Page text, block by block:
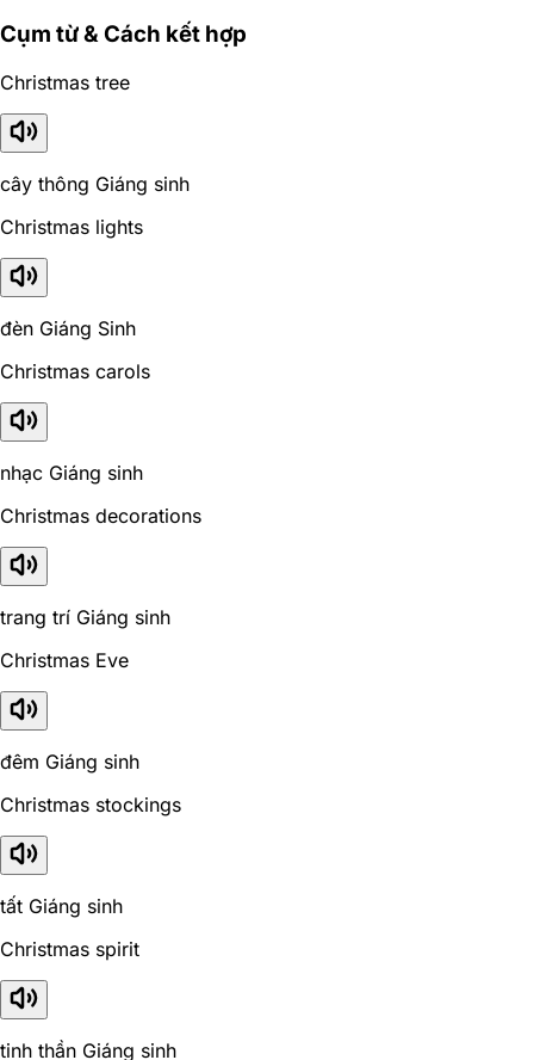
Cụm từ & Cách kết hợp
Christmas tree
cây thông Giáng sinh
Christmas lights
đèn Giáng Sinh
Christmas carols
nhạc Giáng sinh
Christmas decorations
trang trí Giáng sinh
Christmas Eve
đêm Giáng sinh
Christmas stockings
tất Giáng sinh
Christmas spirit
tinh thần Giáng sinh